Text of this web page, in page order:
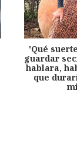
'Qué
guardar
hablara,
que